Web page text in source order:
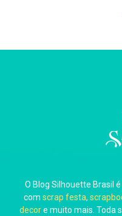
Carla
Carol
O Blog Silhouette Brasil
com scrap festa,
decore muito mais. Toda